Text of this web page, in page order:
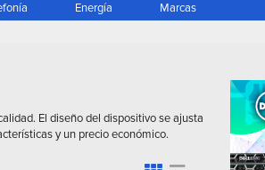
Energía Marcas
El diseño del dispositivo se ajusta
y un precio económico.